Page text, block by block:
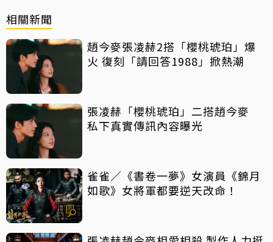
相關新聞
趙今麥張凌赫2搭「櫻桃琥珀」爆
火 復刻「請回答1988」掀熱潮
張凌赫「櫻桃琥珀」二搭趙今麥
私下真實傳訊內容曝光
雀雀／《書卷一夢》女演員《錦月
如歌》女將軍都要逆天改命！